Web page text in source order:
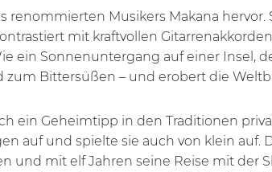
Musikers Makana hervor.
mit kraftvollen
ein Sonnenuntergang auf einer Insel,
zum Bittersüßen – und erobert die
ein Geheimtipp in den Traditionen
auf und spielte sie auch von klein auf.
mit elf Jahren seine Reise mit der